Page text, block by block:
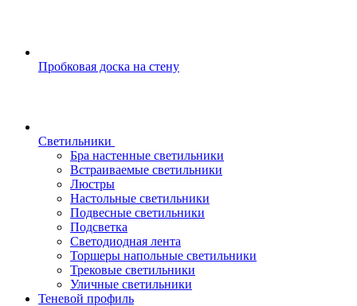
Пробковая доска на стену
Светильники
Бра настенные светильники
Встраиваемые светильники
Люстры
Настольные светильники
Подвесные светильники
Подсветка
Светодиодная лента
Торшеры напольные светильники
Трековые светильники
Уличные светильники
Теневой профиль